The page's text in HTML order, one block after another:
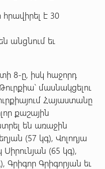
է 30
անցնում եւ
8-ը, իսկ հաջորդ
մասնակցելու
Հայաստանը
քաշային
են առաջին
(57 կգ), Վոլոդյա
(65 կգ),
Գրիգորյան եւ